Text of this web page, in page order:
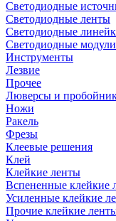
Светодиодные
Светодиодные ленты
Светодиодные
Светодиодные модули
Инструменты
Лезвие
Прочее
Люверсы и
Ножи
Ракель
Фрезы
Клеевые решения
Клей
Клейкие ленты
Вспененные клейкие
Усиленные клейкие
Прочие клейкие